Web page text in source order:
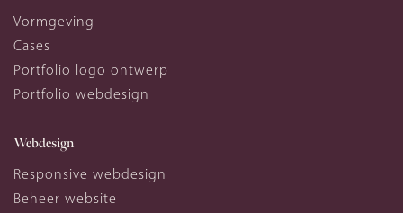
Vormgeving
Cases
Portfolio logo ontwerp
Portfolio webdesign
Webdesign
Responsive webdesign
Beheer website